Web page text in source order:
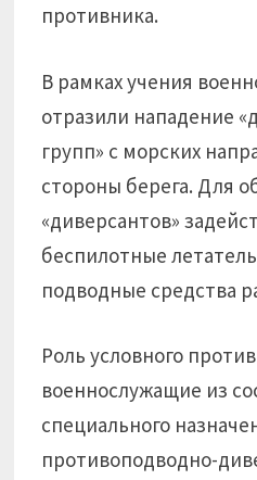
противника.
В рамках учения
отразили нападение
групп» с морских
стороны берега. Для
«диверсантов»
беспилотные
подводные средства
Роль условного
военнослужащие из
специального
противоподводно-